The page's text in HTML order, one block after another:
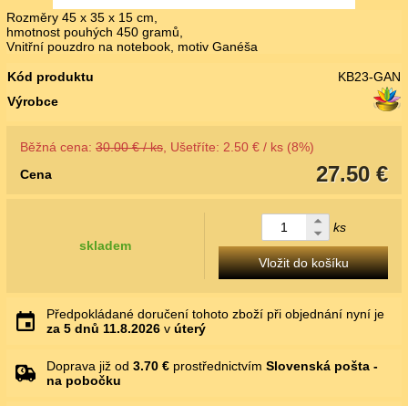
Rozměry 45 x 35 x 15 cm,
hmotnost pouhých 450 gramů,
Vnitřní pouzdro na notebook, motiv Ganéša
Kód produktu
KB23-GAN
Výrobce
Běžná cena: 30.00 € / ks , Ušetříte: 2.50 € / ks (8%)
27.50 €
Cena
skladem
ks
Vložit do košíku
Předpokládané doručení tohoto zboží při objednání nyní je
za 5 dnů 11.8.2026 v úterý
Doprava již od 3.70 € prostřednictvím Slovenská pošta -
na pobočku